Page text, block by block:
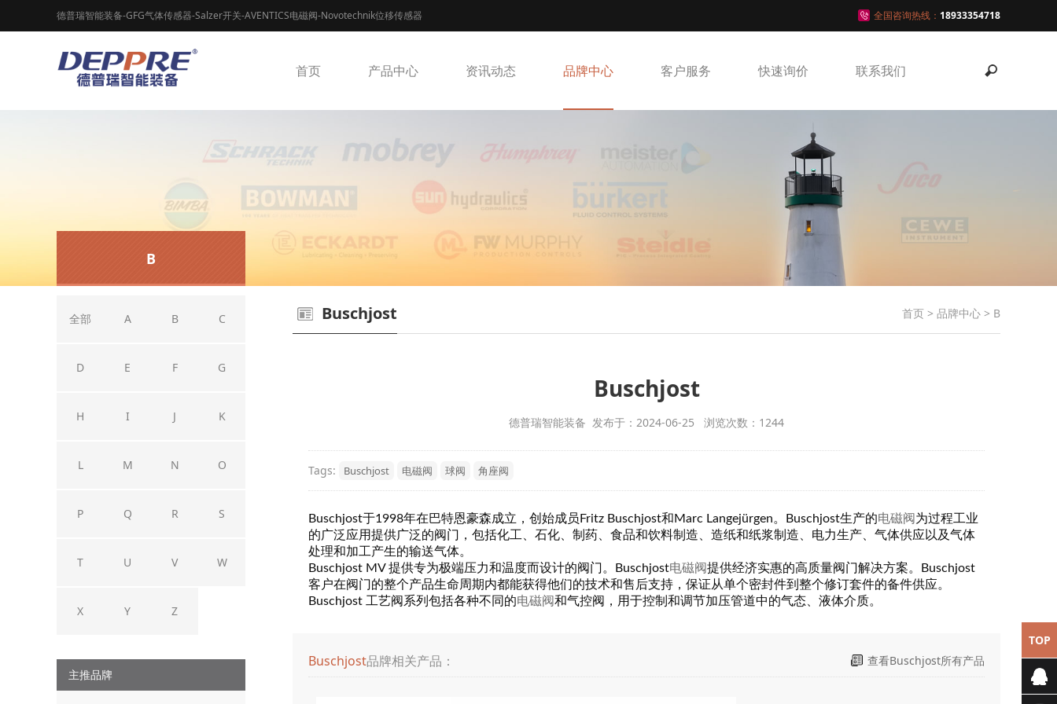
德普瑞智能装备-GFG气体传感器-Salzer开关-AVENTICS电磁阀-Novotechnik位移传感器 全国咨询热线： 18933354718
首页 产品中心 资讯动态 品牌中心 客户服务 快速询价 联系我们
B
全部 A B C
D E F G
H I J K
L M N O
P Q R S
T U V W
X Y Z
主推品牌
Buschjost 首页 > 品牌中心 > B
Buschjost
德普瑞智能装备 发布于：2024-06-25 浏览次数：1244
Tags: Buschjost 电磁阀 球阀 角座阀
Buschjost于1998年在巴特恩豪森成立，创始成员Fritz Buschjost和Marc Langejürgen。 Buschjost生产的电磁阀 为过程工业
的广泛应用提供广泛的阀门，包括化工、石化、制药、食品和饮料制造、造纸和纸浆制造、电力生产、气体供应以及气体
处理和加工产生的输送气体。
Buschjost MV 提供专为极端压力和温度而设计的阀门。
Buschjost电磁阀提供经济实惠的高质量阀门解决方案。Buschjost
客户在阀门的整个产品生命周期内都能获得他们的技术和售后支持，保证从单个密封件到整个修订套件的备件供应。
Buschjost 工艺阀系列包括各种不同的电磁阀和气控阀，用于控制和调节加压管道中的气态、液体介质。
Buschjost品牌相关产品： 查看Buschjost所有产品
TOP